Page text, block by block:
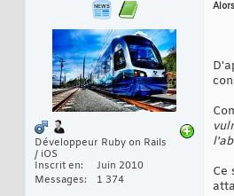
Développeur Ruby on Rails
/ iOS
Inscrit en
Juin 2010
Messages
1 374
Ce